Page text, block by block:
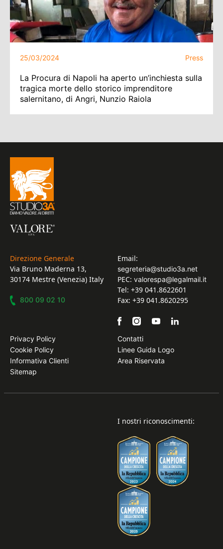
25/03/2024 Press
La Procura di Napoli ha aperto un’inchiesta sulla
tragica morte dello storico imprenditore
salernitano, di Angri, Nunzio Raiola
Direzione Generale
Via Bruno Maderna 13,
30174 Mestre (Venezia) Italy
800 09 02 10
Email:
segreteria@studio3a.net
PEC: valorespa@legalmail.it
Tel: +39 041.8622601
Fax: +39 041.8620295
Privacy Policy
Cookie Policy
Informativa Clienti
Sitemap
Contatti
Linee Guida Logo
Area Riservata
I nostri riconoscimenti: